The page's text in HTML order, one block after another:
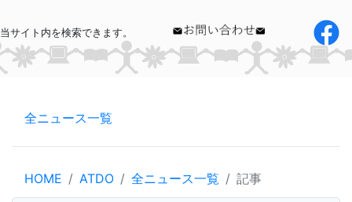
当サイト内を検索できます。
全ニュース一覧
HOME ATDO 全ニュース一覧 記事